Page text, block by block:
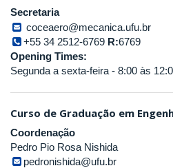
Secretaria
coceaero@mecanica.ufu.br
+55 34 2512-6769 R:6769
Opening Times:
Segunda a sexta-feira - 8:00 às
Curso de Graduação em
Coordenação
Pedro Pio Rosa Nishida
pedronishida@ufu.br